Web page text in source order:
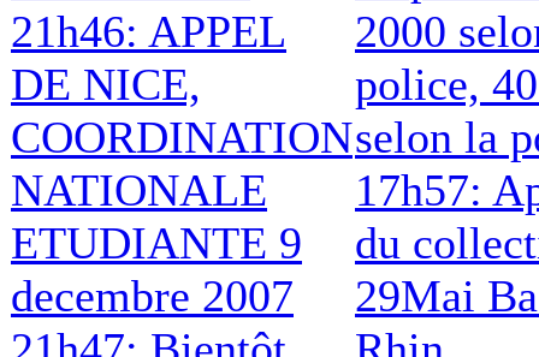
21h46: APPEL
DE NICE,
COORDINATION
NATIONALE
ETUDIANTE 9
decembre 2007
2000
police,
selon la
17h57:
du
29Mai